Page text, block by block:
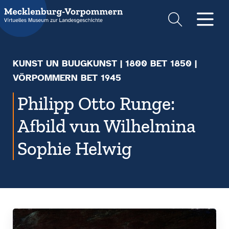
Suche
KUNST UN BUUGKUNST | 1800 BET 1850 |
VÖRPOMMERN BET 1945
Philipp Otto Runge:
Afbild vun Wilhelmina
Sophie Helwig